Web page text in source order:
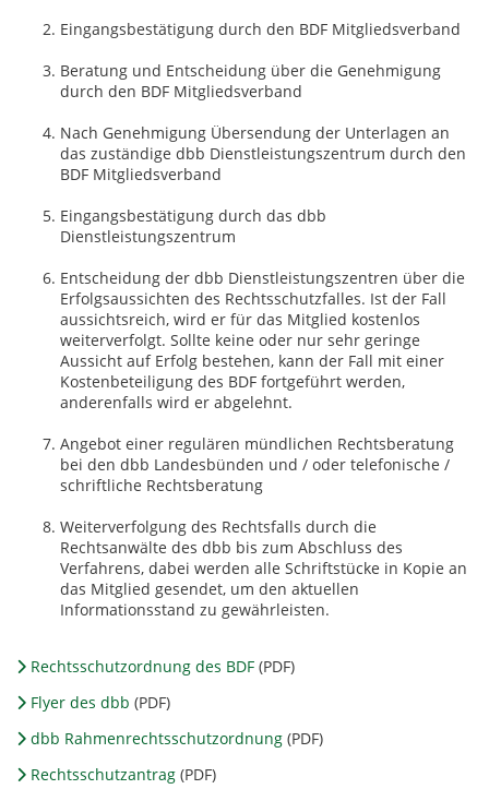
Eingangsbestätigung durch den BDF Mitgliedsverband
Beratung und Entscheidung über die Genehmigung
durch den BDF Mitgliedsverband
Nach Genehmigung Übersendung der Unterlagen an
das zuständige dbb Dienstleistungszentrum durch den
BDF Mitgliedsverband
Eingangsbestätigung durch das dbb
Dienstleistungszentrum
Entscheidung der dbb Dienstleistungszentren über die
Erfolgsaussichten des Rechtsschutzfalles. Ist der Fall
aussichtsreich, wird er für das Mitglied kostenlos
weiterverfolgt. Sollte keine oder nur sehr geringe
Aussicht auf Erfolg bestehen, kann der Fall mit einer
Kostenbeteiligung des BDF fortgeführt werden,
anderenfalls wird er abgelehnt.
Angebot einer regulären mündlichen Rechtsberatung
bei den dbb Landesbünden und / oder telefonische /
schriftliche Rechtsberatung
Weiterverfolgung des Rechtsfalls durch die
Rechtsanwälte des dbb bis zum Abschluss des
Verfahrens, dabei werden alle Schriftstücke in Kopie an
das Mitglied gesendet, um den aktuellen
Informationsstand zu gewährleisten.
Rechtsschutzordnung des BDF (PDF)
Flyer des dbb (PDF)
dbb Rahmenrechtsschutzordnung (PDF)
Rechtsschutzantrag (PDF)